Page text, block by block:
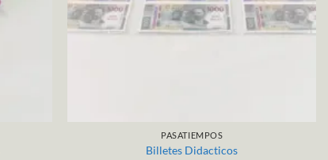
PASATIEMPOS
Billetes Didacticos